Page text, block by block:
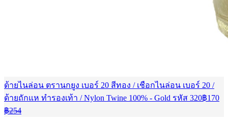
ด้ายไนล่อน ตรานกยูง เบอร์ 20 สีทอง / เชือกไนล่อน เบอร์ 20 /
ด้ายถักแห ทำรองเท้า / Nylon Twine 100% - Gold รหัส 320฿170
Current
price
฿254
price